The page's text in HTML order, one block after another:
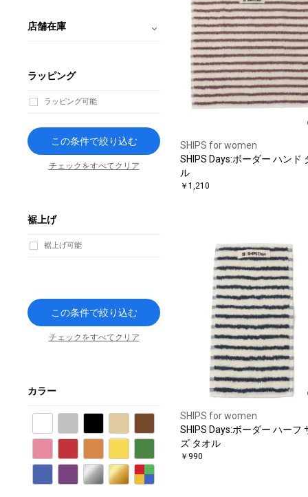
SHIPS for women
SHIPS Days:ボーダー ハンド
ル
￥1,210
SHIPS for women
SHIPS Days:ボーダー ハーフ
ズ タオル
￥990
店舗在庫
ラッピング
ラッピング可能
この条件で絞り込む
チェックをすべてクリア
裾上げ
裾上げ可能
この条件で絞り込む
チェックをすべてクリア
カラー
ブラウン
グリーン
パープル シルバー ゴールド